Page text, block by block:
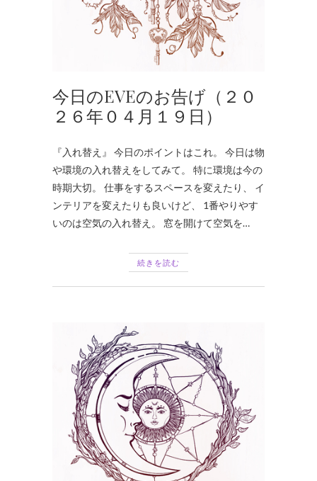
今日のEVEのお告げ（２０
２６年０４月１９日）
『入れ替え』 今日のポイントはこれ。 今日は物
や環境の入れ替えをしてみて。 特に環境は今の
時期大切。 仕事をするスペースを変えたり、 イ
ンテリアを変えたりも良いけど、 1番やりやす
いのは空気の入れ替え。 窓を開けて空気を…
続きを読む